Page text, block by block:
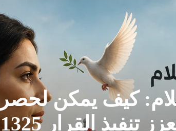
كيف يمكن لحصر
السلاح بيد الدولة أن يعزز تنفيذ القرار 1325